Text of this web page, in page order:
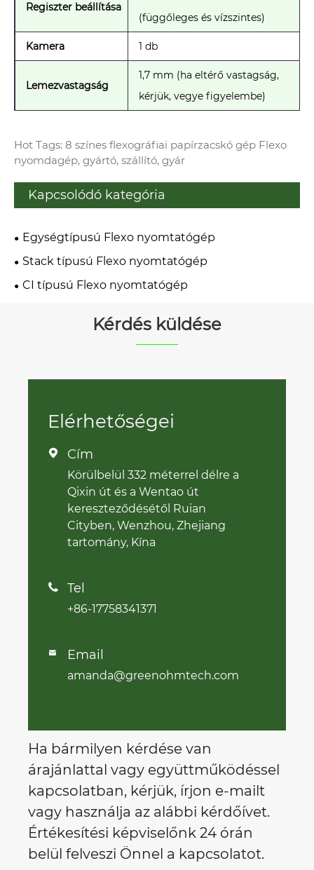
Regiszter beállítása
(függőleges és vízszintes)
Kamera 1 db
Lemezvastagság
1,7 mm (ha eltérő vastagság,
kérjük, vegye figyelembe)
Hot Tags: 8 színes flexográfiai papírzacskó gép Flexo
nyomdagép, gyártó, szállító, gyár
Kapcsolódó kategória
Egységtípusú Flexo nyomtatógép
Stack típusú Flexo nyomtatógép
CI típusú Flexo nyomtatógép
Kérdés küldése
Elérhetőségei
 Cím
Körülbelül 332 méterrel délre a
Qixin út és a Wentao út
kereszteződésétől Ruian
Cityben, Wenzhou, Zhejiang
tartomány, Kína
 Tel
+86-17758341371
 Email
amanda@greenohmtech.com
Ha bármilyen kérdése van
árajánlattal vagy együttműködéssel
kapcsolatban, kérjük, írjon e-mailt
vagy használja az alábbi kérdőívet.
Értékesítési képviselőnk 24 órán
belül felveszi Önnel a kapcsolatot.